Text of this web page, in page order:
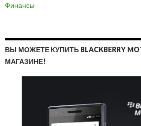
Финансы
ВЫ МОЖЕТЕ КУПИТЬ BLACKBERRY
МАГАЗИНЕ!